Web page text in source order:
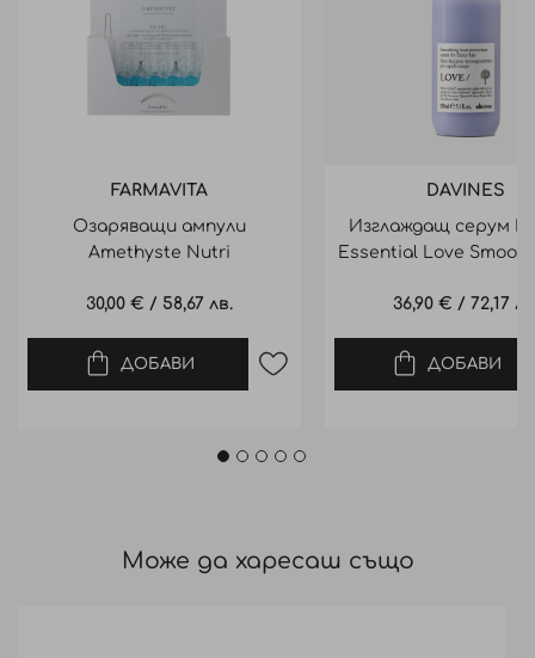
FARMAVITA
Озаряващи ампули
Amethyste Nutri
30,00 € / 58,67 лв.
ДОБАВИ
DAVINES
Изглаждащ серум
Essential Love
36,90 € / 72,17
ДОБАВИ
Може да харесаш също